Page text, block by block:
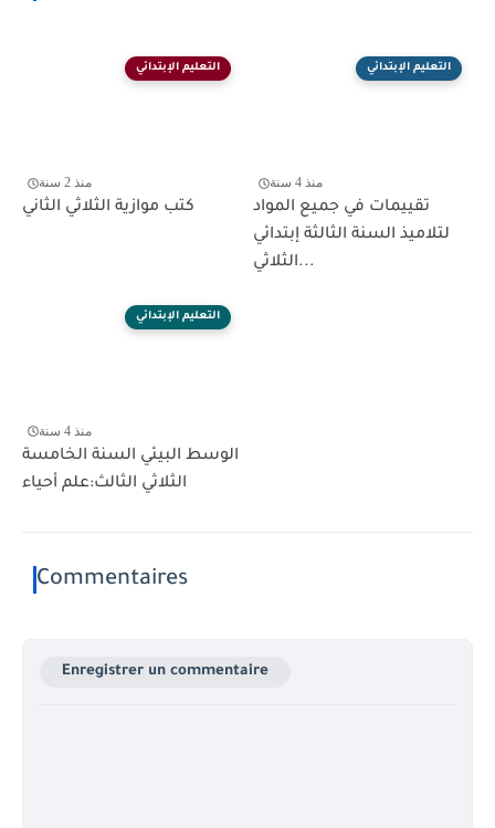
التعليم الإبتدائي
منذ 2 سنة
كتب موازية الثلاثي الثاني
التعليم الإبتدائي
منذ 4 سنة
تقييمات في جميع المواد
لتلاميذ السنة الثالثة إبتدائي
الثلاثي...
التعليم الإبتدائي
منذ 4 سنة
الوسط البيئي السنة الخامسة
الثلاثي الثالث:علم أحياء
Commentaires
Enregistrer un commentaire